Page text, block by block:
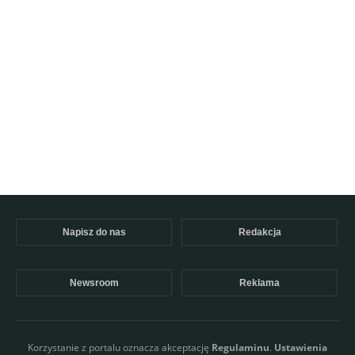
Napisz do nas Redakcja
Newsroom Reklama
Korzystanie z portalu oznacza akceptację Regulaminu. Ustawienia